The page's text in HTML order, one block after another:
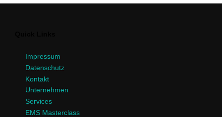
Impressum
Datenschutz
Kontakt
Unternehmen
Services
EMS Masterclass